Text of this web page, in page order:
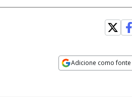
Adicione como